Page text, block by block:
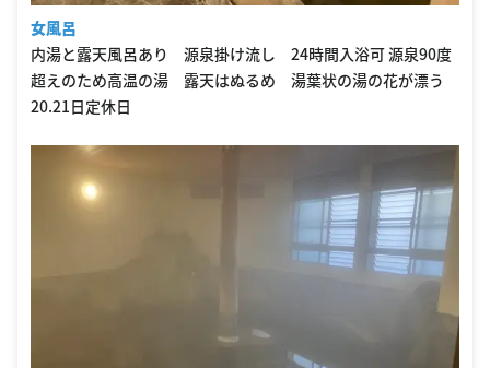
女風呂
内湯と露天風呂あり 源泉掛け流し 24時間入浴可 源泉90度
超えのため高温の湯 露天はぬるめ 湯葉状の湯の花が漂う
20.21日定休日